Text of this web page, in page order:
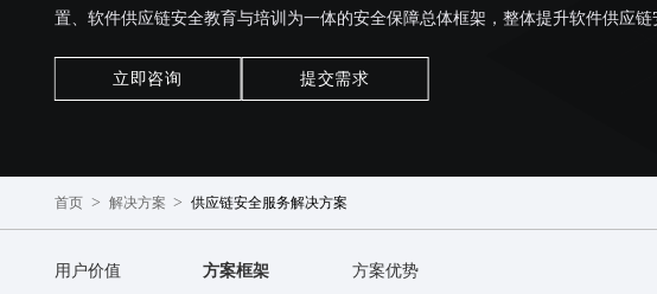
置、软件供应链安全教育与培训为一体的安全保障总体框架，整体提升软件供应链
立即咨询 提交需求
首页 > 解决方案 > 供应链安全服务解决方案
用户价值 方案框架 方案优势